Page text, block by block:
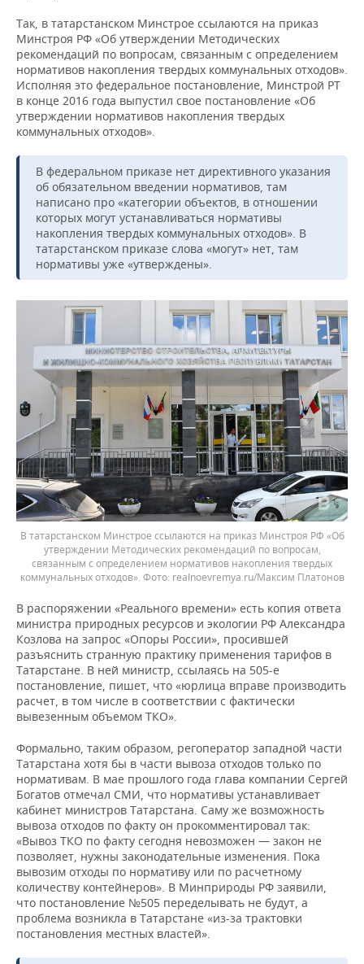
Так, в татарстанском Минстрое ссылаются на приказ
Минстроя РФ «Об утверждении Методических
рекомендаций по вопросам, связанным с определением
нормативов накопления твердых коммунальных отходов».
Исполняя это федеральное постановление, Минстрой РТ
в конце 2016 года выпустил свое постановление «Об
утверждении нормативов накопления твердых
коммунальных отходов».
В федеральном приказе нет директивного указания
об обязательном введении нормативов, там
написано про «категории объектов, в отношении
которых могут устанавливаться нормативы
накопления твердых коммунальных отходов». В
татарстанском приказе слова «могут» нет, там
нормативы уже «утверждены».
В татарстанском Минстрое ссылаются на приказ Минстроя РФ «Об
утверждении Методических рекомендаций по вопросам,
связанным с определением нормативов накопления твердых
коммунальных отходов».
realnoevremya.ru/Максим Платонов
В распоряжении «Реального времени» есть копия ответа
министра природных ресурсов и экологии РФ Александра
Козлова на запрос «Опоры России», просившей
разъяснить странную практику применения тарифов в
Татарстане. В ней министр, ссылаясь на 505-е
постановление, пишет, что «юрлица вправе производить
расчет, в том числе в соответствии с фактически
вывезенным объемом ТКО».
Формально, таким образом, регоператор западной части
Татарстана хотя бы в части вывоза отходов только по
нормативам. В мае прошлого года глава компании Сергей
Богатов отмечал СМИ, что нормативы устанавливает
кабинет министров Татарстана. Саму же возможность
вывоза отходов по факту он прокомментировал так:
«Вывоз ТКО по факту сегодня невозможен — закон не
позволяет, нужны законодательные изменения. Пока
вывозим отходы по нормативу или по расчетному
количеству контейнеров». В Минприроды РФ заявили,
что постановление №505 переделывать не будут, а
проблема возникла в Татарстане «из-за трактовки
постановления местных властей».